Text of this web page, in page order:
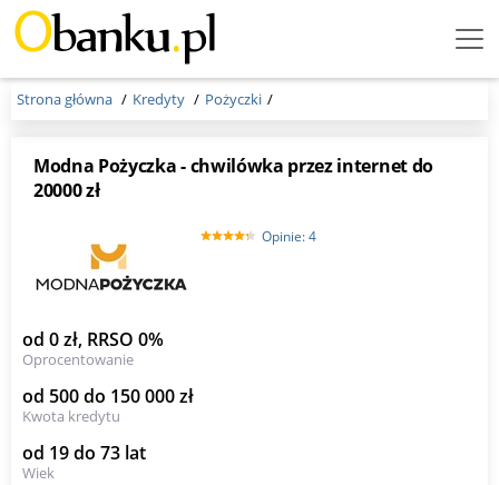
Menu
Strona główna Kredyty Pożyczki
Modna Pożyczka - chwilówka przez internet do
20000 zł
Opinie: 4
od 0 zł, RRSO 0%
Oprocentowanie
od 500 do 150 000 zł
Kwota kredytu
od 19 do 73 lat
Wiek